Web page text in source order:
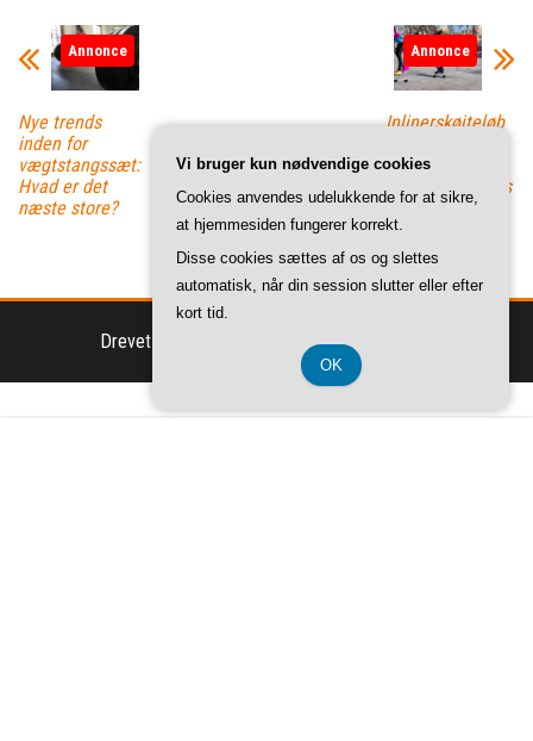
Annonce
Nye trends
inden for
vægtstangssæt:
Hvad er det
næste store?
Annonce
Inlinerskøjteløb
transportform:
Hvordan inliners
kan erstatte
cyklen eller
løbeskoene
Drevet af Tema:Envo Magazine
Vi bruger kun nødvendige cookies
Cookies anvendes udelukkende for at sikre,
at hjemmesiden fungerer korrekt.
Disse cookies sættes af os og slettes
automatisk, når din session slutter eller efter
kort tid.
OK